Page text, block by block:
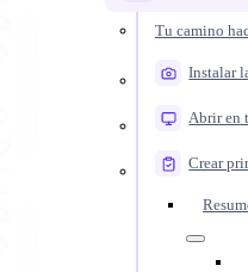
Tu camino
Instalar
Abrir en
Crear